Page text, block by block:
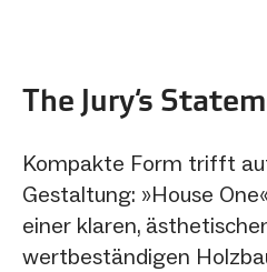
The Jury‘s
Kompakte Form trifft
Gestaltung: »House
einer klaren,
wertbeständigen